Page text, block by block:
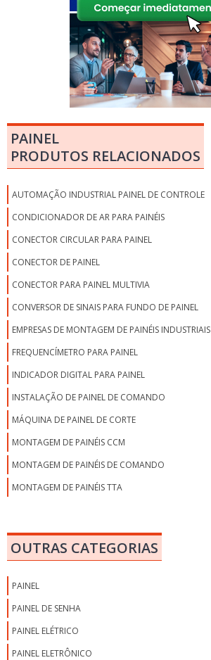
PAINEL
PRODUTOS RELACIONADOS
AUTOMAÇÃO INDUSTRIAL PAINEL DE CONTROLE
CONDICIONADOR DE AR PARA PAINÉIS
CONECTOR CIRCULAR PARA PAINEL
CONECTOR DE PAINEL
CONECTOR PARA PAINEL MULTIVIA
CONVERSOR DE SINAIS PARA FUNDO DE PAINEL
EMPRESAS DE MONTAGEM DE PAINÉIS INDUSTRIAIS
FREQUENCÍMETRO PARA PAINEL
INDICADOR DIGITAL PARA PAINEL
INSTALAÇÃO DE PAINEL DE COMANDO
MÁQUINA DE PAINEL DE CORTE
MONTAGEM DE PAINÉIS CCM
MONTAGEM DE PAINÉIS DE COMANDO
MONTAGEM DE PAINÉIS TTA
MONTAGEM DE PAINEL DE AUTOMAÇÃO
MONTAGEM PAINEL DE COMANDO INDUSTRIAL
PAINÉIS INVERSORES
OUTRAS CATEGORIAS
PAINEL
PAINEL DE SENHA
PAINEL ELÉTRICO
PAINEL ELETRÔNICO